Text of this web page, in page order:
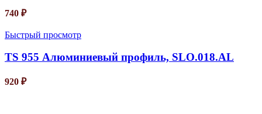
740 ₽
Быстрый просмотр
TS 955 Алюминиевый профиль, SLO.018.AL
920 ₽